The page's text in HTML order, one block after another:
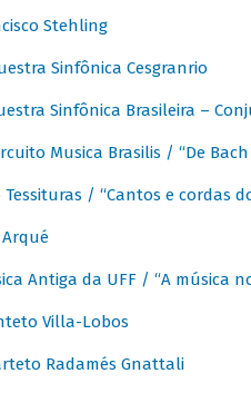
Stehling
Sinfônica Cesgranrio
Sinfônica Brasileira –
Musica Brasilis / “De
Tessituras / “Cantos e cordas
Antiga da UFF / “A música
Villa-Lobos
Radamés Gnattali